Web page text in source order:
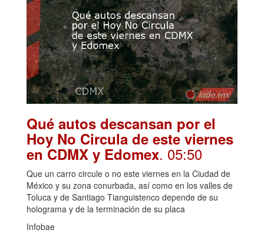
Qué autos descansan por el
Hoy No Circula de este viernes
en CDMX y Edomex. 05:50
Que un carro circule o no este viernes en la Ciudad de
México y su zona conurbada, así como en los valles de
Toluca y de Santiago Tianguistenco depende de su
holograma y de la terminación de su placa
Infobae